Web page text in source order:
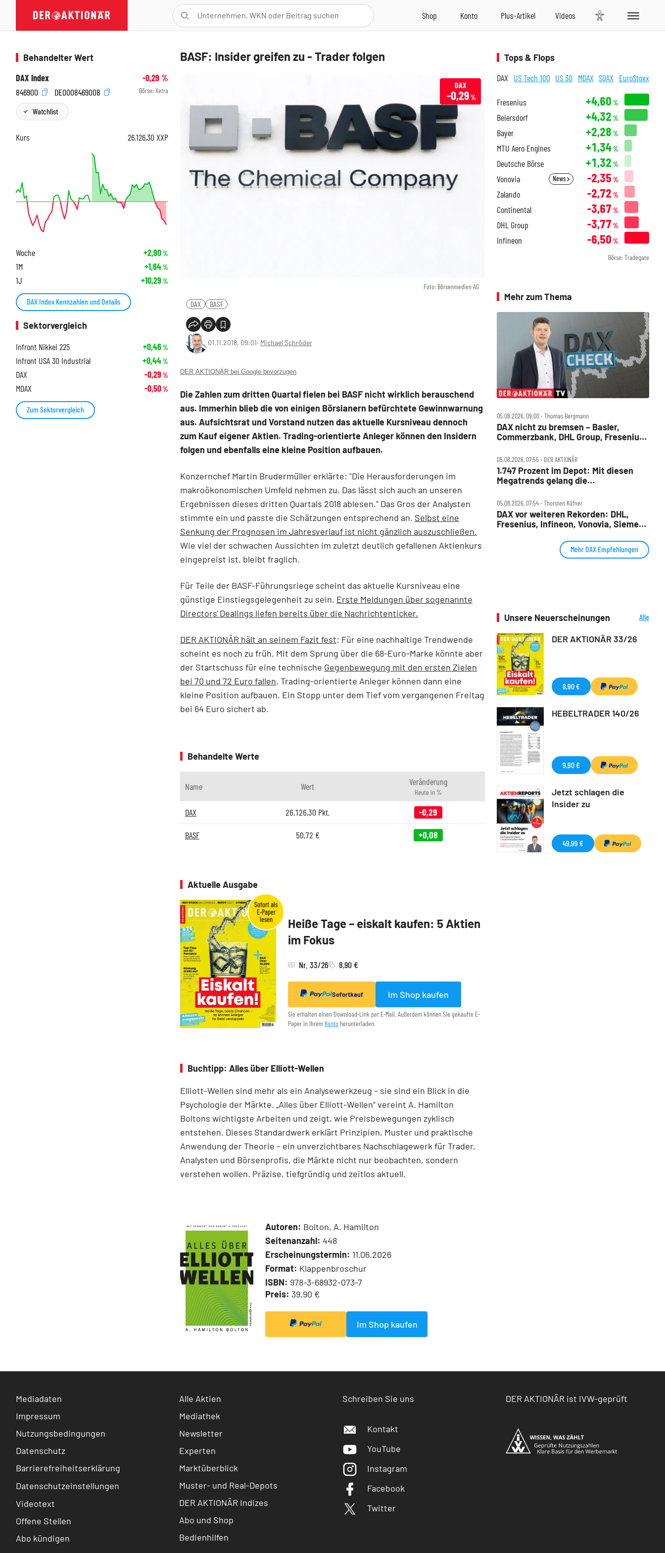
BASF: Insider greifen zu - Trader folgen
Foto: Börsenmedien AG
DAX
-0,29%
DAX BASF
01.11.2018, 09:01‧ Michael Schröder
DER AKTIONÄR bei Google bevorzugen
Die Zahlen zum dritten Quartal fielen bei BASF nicht wirklich berauschend
aus. Immerhin blieb die von einigen Börsianern befürchtete Gewinnwarnung
aus. Aufsichtsrat und Vorstand nutzen das aktuelle Kursniveau dennoch
zum Kauf eigener Aktien. Trading-orientierte Anleger können den Insidern
folgen und ebenfalls eine kleine Position aufbauen.
Konzernchef Martin Brudermüller erklärte: "Die Herausforderungen im
makroökonomischen Umfeld nehmen zu. Das lässt sich auch an unseren
Ergebnissen dieses dritten Quartals 2018 ablesen." Das Gros der Analysten
stimmte ein und passte die Schätzungen entsprechend an. Selbst eine
Senkung der Prognosen im Jahresverlauf ist nicht gänzlich auszuschließen.
Wie viel der schwachen Aussichten im zuletzt deutlich gefallenen Aktienkurs
eingepreist ist, bleibt fraglich.
Für Teile der BASF-Führungsriege scheint das aktuelle Kursniveau eine
günstige Einstiegsgelegenheit zu sein. Erste Meldungen über sogenannte
Directors' Dealings liefen bereits über die Nachrichtenticker.
DER AKTIONÄR hält an seinem Fazit fest: Für eine nachhaltige Trendwende
scheint es noch zu früh. Mit dem Sprung über die 68-Euro-Marke könnte aber
der Startschuss für eine technische Gegenbewegung mit den ersten Zielen
bei 70 und 72 Euro fallen. Trading-orientierte Anleger können dann eine
kleine Position aufbauen. Ein Stopp unter dem Tief vom vergangenen Freitag
bei 64 Euro sichert ab.
Behandelte Werte
Name Wert Veränderung
Heute in %
DAX 26.126,30 Pkt. -0,29
BASF 50,72 € +0,08
Aktuelle Ausgabe
Heiße Tage – eiskalt kaufen: 5 Aktien
im Fokus
Nr. 33/26 8,90 €
Sofortkauf Im Shop kaufen
Sie erhalten einen Download-Link per E-Mail. Außerdem können Sie gekaufte E-
Paper in Ihrem Konto herunterladen.
Buchtipp: Alles über Elliott-Wellen
Elliott-Wellen sind mehr als ein Analysewerkzeug – sie sind ein Blick in die
Psychologie der Märkte. „Alles über Elliott-Wellen“ vereint A. Hamilton
Boltons wichtigste Arbeiten und zeigt, wie Preisbewegungen zyklisch
entstehen. Dieses Standardwerk erklärt Prinzipien, Muster und praktische
Anwendung der Theorie – ein unverzichtbares Nachschlagewerk für Trader,
Analysten und Börsenprofis, die Märkte nicht nur beobachten, sondern
verstehen wollen. Präzise, tiefgründig und zeitlos aktuell.
Autoren: Bolton, A. Hamilton
Seitenanzahl: 448
Erscheinungstermin: 11.06.2026
Format: Klappenbroschur
ISBN: 978-3-68932-073-7
Preis: 39,90 €
Im Shop kaufen
Behandelter Wert
DAX Index
-0,29%
846900
DE0008469008 Börse: Xetra
Watchlist
Kurs 26.126,30 XXP
Woche +2,90%
1M +1,64%
1J +10,29%
DAX Index Kennzahlen und Details
Sektorvergleich
Infront Nikkei 225
+0,46%
Infront USA 30 Industrial +0,44%
DAX -0,29%
MDAX -0,50%
Zum Sektorvergleich
Tops & Flops
DAX US Tech 100 US 30 MDAX SDAX EuroStoxx
Fresenius +4,60 %
Beiersdorf +4,32 %
Bayer +2,28 %
MTU Aero Engines +1,34%
Deutsche Börse +1,32 %
Vonovia News -2,35 %
Zalando -2,72 %
Continental -3,67 %
DHL Group -3,77 %
Infineon -6,50 %
Börse: Tradegate
Mehr zum Thema
05.08.2026, 09:00 ‧ Thomas Bergmann
DAX nicht zu bremsen – Basler,
Commerzbank, DHL Group, Fresenius,
05.08.2026, 07:55 ‧ DER AKTIONÄR
1.747 Prozent im Depot: Mit diesen
Megatrends gelang die
05.08.2026, 07:54 ‧ Thorsten Küfner
DAX vor weiteren Rekorden: DHL,
Fresenius, Infineon, Vonovia, Siemens
Mehr DAX Empfehlungen
Unsere Neuerscheinungen
Alle
DER AKTIONÄR 33/26
8,90 €
HEBELTRADER 140/26
9,90 €
Jetzt schlagen die
Insider zu
49,99 €
Mediadaten
Impressum
Nutzungsbedingungen
Datenschutz
Barrierefreiheitserklärung
Datenschutzeinstellungen
Videotext
Offene Stellen
Abo kündigen
Alle Aktien
Mediathek
Newsletter
Experten
Marktüberblick
Muster- und Real-Depots
DER AKTIONÄR Indizes
Abo und Shop
Bedienhilfen
Schreiben Sie uns
Kontakt
YouTube
Instagram
Facebook
Twitter
DER AKTIONÄR ist IVW-geprüft